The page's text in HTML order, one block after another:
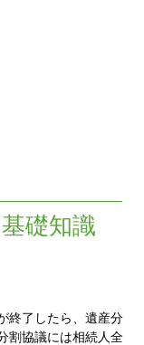
礎知識
終了したら、遺産分
割協議には相続人全